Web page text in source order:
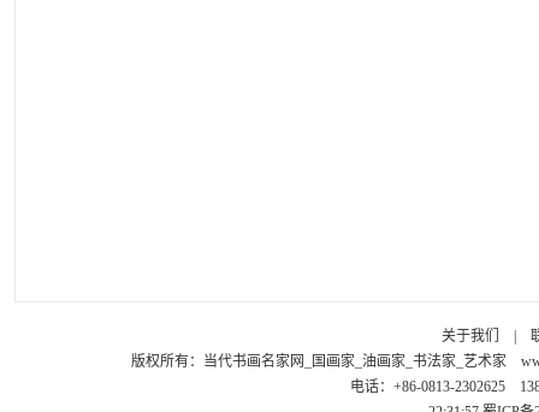
关于我们
版权所有： 当代书画名家网_国画家_油画家_书法家_艺术家
电话：+86-0813-2302625